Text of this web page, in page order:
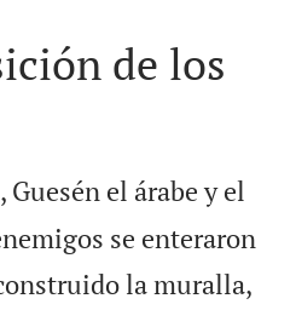
de los
el árabe y el
se enteraron
la muralla,